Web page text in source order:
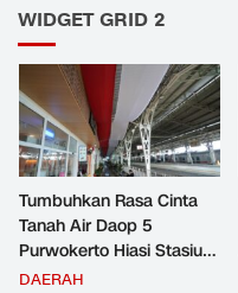
WIDGET GRID 2
Tumbuhkan Rasa Cinta
Tanah Air Daop 5
Purwokerto Hiasi Stasiun
dengan Ornamen
DAERAH